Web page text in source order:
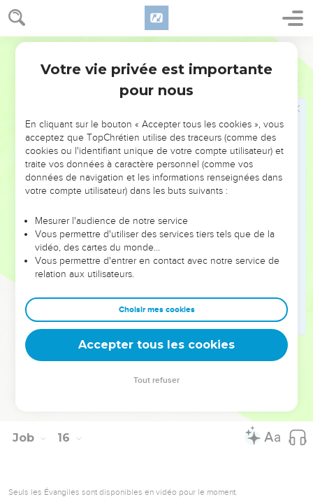
15
Puissant :
Il a couru vers lui, avec audace, sous le dos épais de ses
boucliers.
L'embonpoint avait couvert son visage, et la graisse s'était
accumulée sur ses flancs ;
désertes, tout près de n'être plus que des monceaux de
pierres.
Il ne s'enrichira pas, et sa fortune ne subsistera pas, et ses
propriétés ne s'étendront pas sur la terre.
ses rejetons, et il s'en ira par le souffle de la bouche de Dieu.
Qu'il ne compte pas sur la vanité qui le séduit ; car la
vanité sera sa récompense.
Avant le temps, il prendra fin, et ses branches ne
reverdiront point.
On arrachera ses fruits non mûrs, comme à une vigne ; on
jettera sa fleur, comme celle d'un olivier.
Car la famille de l'hypocrite est stérile, et le feu dévore les
Job 16
Seuls les Évangiles sont disponibles en vidéo pour le moment.
Votre vie privée est importante
pour nous
En cliquant sur le bouton « Accepter tous les cookies », vous
acceptez que TopChrétien utilise des traceurs (comme des
cookies ou l'identifiant unique de votre compte utilisateur) et
traite vos données à caractère personnel (comme vos
données de navigation et les informations renseignées dans
votre compte utilisateur) dans les buts suivants :
Mesurer l'audience de notre service
Vous permettre d'utiliser des services tiers tels que de la
vidéo, des cartes du monde…
Vous permettre d'entrer en contact avec notre service de
relation aux utilisateurs.
Choisir mes cookies
Accepter tous les cookies
Tout refuser